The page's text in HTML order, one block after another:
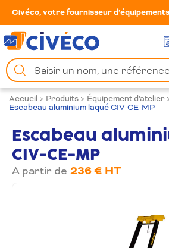
Civéco, votre fournisseur
Chercher
un
produit
Accueil > Produits > Équipement d'atelier
Escabeau aluminium laqué CIV-CE-MP
Escabeau
CIV-CE-MP
A partir de 236 € HT